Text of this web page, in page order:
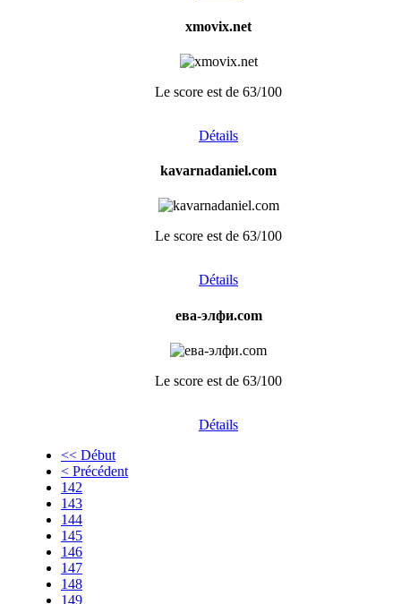
xmovix.net
Le score est de 63/100
Détails
kavarnadaniel.com
Le score est de 63/100
Détails
ева-элфи.com
Le score est de 63/100
Détails
<< Début
< Précédent
142
143
144
145
146
147
148
149